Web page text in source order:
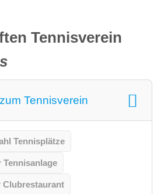
Tennisverein
Tennisverein
Tennisplätze
Tennisanlage
Clubrestaurant